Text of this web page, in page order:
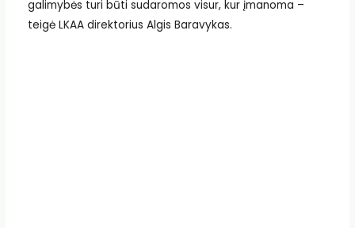
galimybės turi būti sudaromos visur, kur įmanoma –
teigė LKAA direktorius Algis Baravykas.